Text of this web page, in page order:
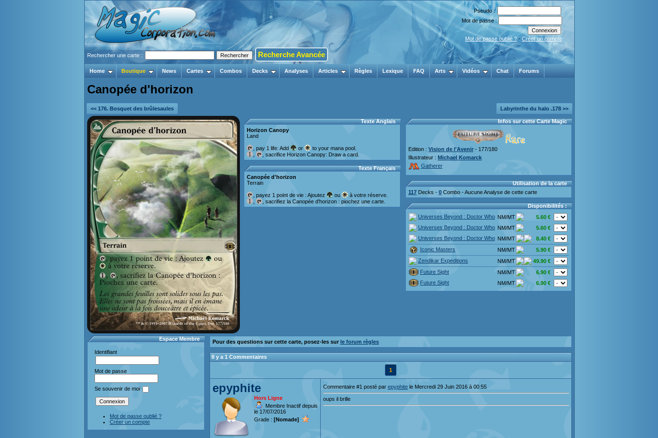
Pseudo :
Mot de passe :
Mot de passe oublié ? - Créer un compte
Rechercher une carte : Recherche Avancée
Home Boutique News Cartes Combos Decks Analyses Articles Règles Lexique FAQ Arts Vidéos Chat Forums
Canopée d'horizon
<< 176. Bosquet des brûlesaules Labyrinthe du halo .178 >>
Texte Anglais
Horizon Canopy
Land
, pay 1 life: Add or
to your mana pool.
, sacrifice Horizon Canopy: Draw a card.
Texte Français
Canopée d'horizon
Terrain
, payez 1 point de vie : Ajoutez ou
à votre réserve.
, sacrifiez la Canopée d'horizon : piochez une carte.
Infos sur cette Carte Magic
Edition : Vision de l'Avenir - 177/180
Illustrateur : Michael Komarck
Gatherer
Utilisation de la carte
117 Decks - 0 Combo - Aucune Analyse de cette carte
Disponibilités :
Universes Beyond : Doctor Who NM/MT
5.60 €
Universes Beyond : Doctor Who NM/MT
5.60 €
Universes Beyond : Doctor Who NM/MT
8.40 €
Iconic Masters
NM/MT
5.90 €
Zendikar Expeditions
NM/MT
49.90 €
Future Sight
NM/MT
6.90 €
Future Sight
NM/MT 6.90 €
Espace Membre
Identifiant
Mot de passe
Se souvenir de moi
Mot de passe oublié ?
Créer un compte
Pour des questions sur cette carte, posez-les sur le forum règles
Il y a 1 Commentaires
1
epyphite
Hors Ligne
Membre Inactif depuis
le 17/07/2016
Grade : [Nomade]
Commentaire #1 posté par epyphite le Mercredi 29 Juin 2016 à 00:55
oups il brille